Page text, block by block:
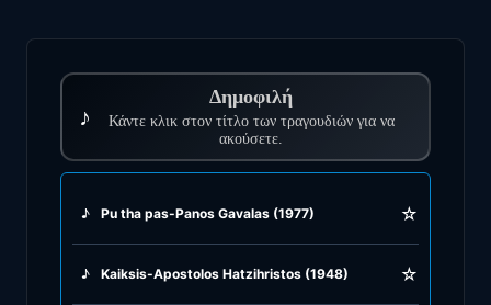
♪
Δημοφιλή
Κάντε κλικ στον τίτλο των τραγουδιών για να
ακούσετε.
♪ Pu tha pas-Panos Gavalas (1977) ☆
♪ Kaiksis-Apostolos Hatzihristos (1948) ☆
♪ Greek Oriental
♪ Greek Rock